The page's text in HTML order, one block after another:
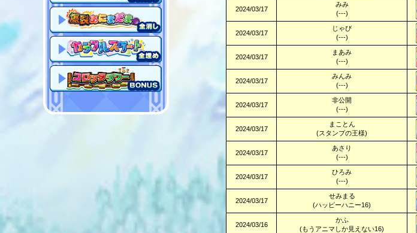
2024/03/17
みみ
(---)
2024/03/17
じゃび
(---)
2024/03/17
まあみ
(---)
2024/03/17
みんみ
(---)
2024/03/17
非公開
(---)
2024/03/17
まことん
(スタンプの王様)
2024/03/17
あさり
(---)
2024/03/17
ひろみ
(---)
2024/03/17
せみまる
(ハッピーハニー16)
2024/03/16
かふ
(もうアニマしか見えない16)